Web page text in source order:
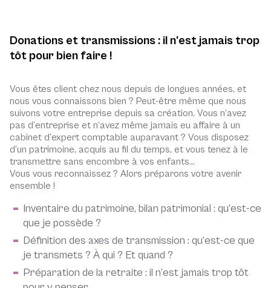
Donations et transmissions : il n'est jamais trop
tôt pour bien faire !
Vous êtes client chez nous depuis de longues années, et
nous vous connaissons bien ? Peut-être même que nous
suivons votre entreprise depuis sa création. Vous n’avez
pas d’entreprise et n’avez même jamais eu affaire à un
cabinet d’expert comptable auparavant ? Vous disposez
d’un patrimoine, acquis au fil du temps, et vous tenez à le
transmettre sans encombre à vos enfants…
Vous vous reconnaissez ? Alors préparons votre avenir
ensemble !
Inventaire du patrimoine, bilan patrimonial : qu’est-ce
que je possède ?
Définition des axes de transmission : qu’est-ce que
je transmets ? À qui ? Et quand ?
Préparation de la retraite : il n’est jamais trop tôt